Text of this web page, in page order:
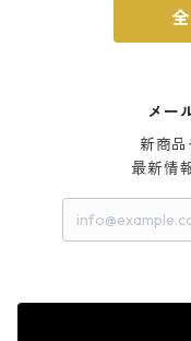
メー
新商
最新情